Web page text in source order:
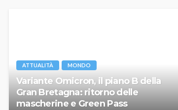
ATTUALITÀ MONDO
Variante Omicron, il piano B della
Gran Bretagna: ritorno delle
mascherine e Green Pass